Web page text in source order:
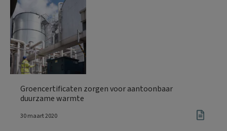
Groencertificaten zorgen voor aantoonbaar
duurzame warmte
30 maart 2020